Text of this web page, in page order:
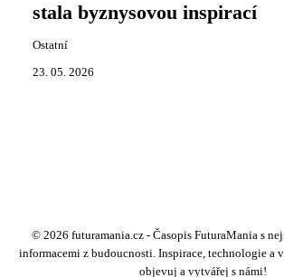
stala byznysovou inspirací
Ostatní
23. 05. 2026
© 2026 futuramania.cz - Časopis FuturaMania s
informacemi z budoucnosti. Inspirace, technologie a
objevuj a vytvářej s námi!